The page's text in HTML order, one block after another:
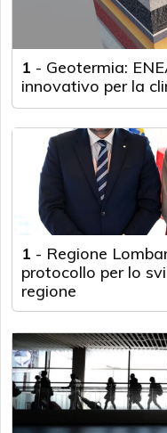
1 - Geotermia:
innovativo per la
1 - Regione
protocollo per lo
regione